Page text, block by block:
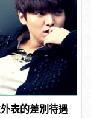
表的差別待遇